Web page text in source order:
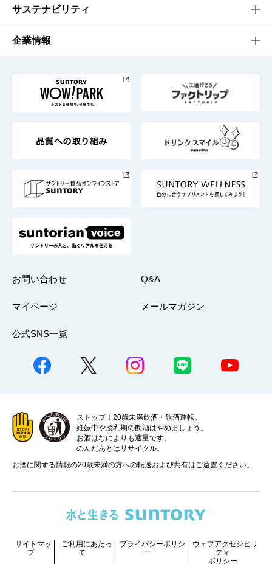
商品発売情報
栄養成分一覧
キャンペーン
工場見学
地域情報
文化・スポーツTOP
サントリーホール
サントリーサンバーズ大阪
サステナビリティ
サステナビリティTOP
サントリーが考えるサステナビリティ経営
企業情報
企業概要
採用情報
お問い合わせ Q&A
マイページ メールマガジン
公式SNS一覧
ストップ！20歳未満飲酒・飲酒運転。
妊娠中や授乳期の飲酒はやめましょう。
お酒はなによりも適量です。
のんだあとはリサイクル。
お酒に関する情報の20歳未満の方への転送および共有はご遠慮ください。
サイトマッ
プ
ご利用にあたっ
て
プライバシーポリシ
ー
ウェブアクセシビリ
ティ
ポリシー